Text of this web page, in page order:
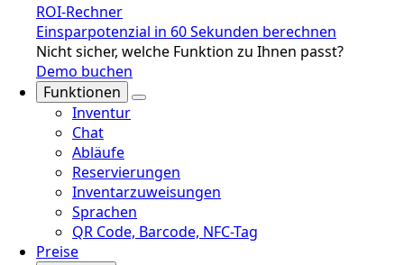
ROI-Rechner
Einsparpotenzial in 60 Sekunden berechnen
Nicht sicher, welche Funktion zu Ihnen passt?
Demo buchen
Funktionen
Inventur
Chat
Abläufe
Reservierungen
Inventarzuweisungen
Sprachen
QR Code, Barcode, NFC-Tag
Preise